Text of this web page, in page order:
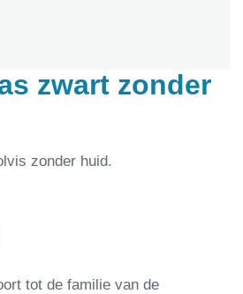
zwart zonder
zonder huid.
tot de familie van de